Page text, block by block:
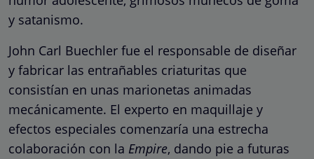
y satanismo.
John Carl Buechler fue el responsable de diseñar
y fabricar las entrañables criaturitas que
consistían en unas marionetas animadas
mecánicamente. El experto en maquillaje y
efectos especiales comenzaría una estrecha
colaboración con la Empire, dando pie a futuras